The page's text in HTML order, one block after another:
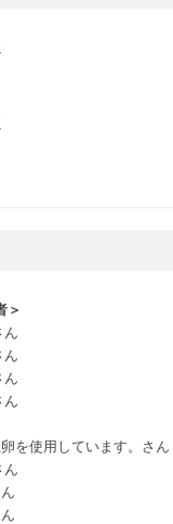
＞
ん
ん
ん
ん
を使用しています。さん
ん